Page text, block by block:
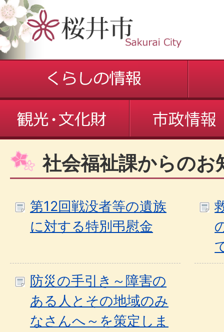
社会福祉課からのお
第12回戦没者等の遺族
に対する特別弔慰金
防災の手引き～障害の
ある人とその地域のみ
なさんへ～を策定しま